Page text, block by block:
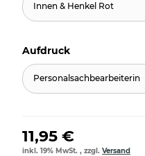
Innen & Henkel Rot
Aufdruck
Personalsachbearbeiterin
11,95 €
inkl. 19% MwSt. , zzgl. Versand